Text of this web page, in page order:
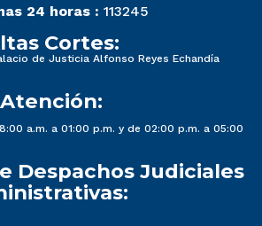
24 horas : 113245
Cortes:
de Justicia Alfonso Reyes Echandía
a.m. a 01:00 p.m. y de 02:00 p.m. a 05:00
Despachos Judiciales